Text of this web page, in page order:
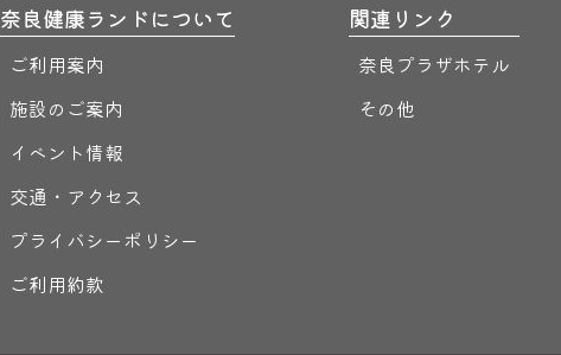
奈良健康ランドについて
ご利用案内
施設のご案内
イベント情報
交通・アクセス
プライバシーポリシー
ご利用約款
関連リンク
奈良プラザホテル
その他